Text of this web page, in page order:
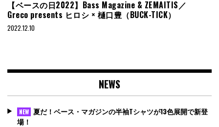
【ベースの日2022】Bass Magazine & ZEMAITIS／
Greco presents ヒロシ × 樋口豊（BUCK-TICK）
2022.12.10
NEWS
NEW 夏だ！ベース・マガジンの半袖Tシャツが13色展開で新登
場！